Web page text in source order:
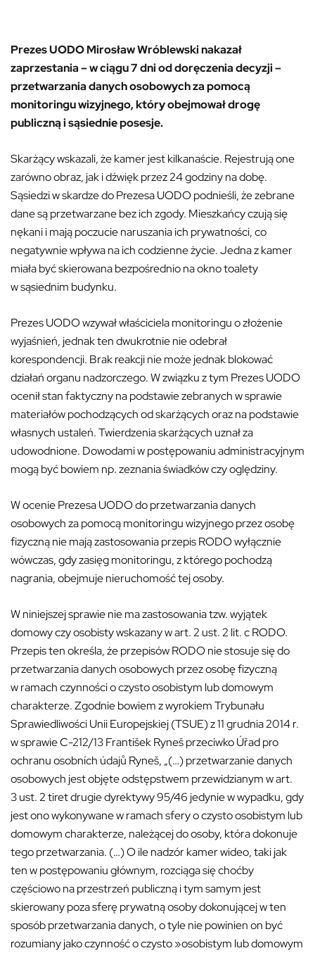
Prezes UODO Mirosław Wróblewski nakazał
zaprzestania – w ciągu 7 dni od doręczenia decyzji –
przetwarzania danych osobowych za pomocą
monitoringu wizyjnego, który obejmował drogę
publiczną i sąsiednie posesje.
Skarżący wskazali, że kamer jest kilkanaście. Rejestrują one
zarówno obraz, jak i dźwięk przez 24 godziny na dobę.
Sąsiedzi w skardze do Prezesa UODO podnieśli, że zebrane
dane są przetwarzane bez ich zgody. Mieszkańcy czują się
nękani i mają poczucie naruszania ich prywatności, co
negatywnie wpływa na ich codzienne życie. Jedna z kamer
miała być skierowana bezpośrednio na okno toalety
w sąsiednim budynku.
Prezes UODO wzywał właściciela monitoringu o złożenie
wyjaśnień, jednak ten dwukrotnie nie odebrał
korespondencji. Brak reakcji nie może jednak blokować
działań organu nadzorczego. W związku z tym Prezes UODO
ocenił stan faktyczny na podstawie zebranych w sprawie
materiałów pochodzących od skarżących oraz na podstawie
własnych ustaleń. Twierdzenia skarżących uznał za
udowodnione. Dowodami w postępowaniu administracyjnym
mogą być bowiem np. zeznania świadków czy oględziny.
W ocenie Prezesa UODO do przetwarzania danych
osobowych za pomocą monitoringu wizyjnego przez osobę
fizyczną nie mają zastosowania przepis RODO wyłącznie
wówczas, gdy zasięg monitoringu, z którego pochodzą
nagrania, obejmuje nieruchomość tej osoby.
W niniejszej sprawie nie ma zastosowania tzw. wyjątek
domowy czy osobisty wskazany w art. 2 ust. 2 lit. c RODO.
Przepis ten określa, że przepisów RODO nie stosuje się do
przetwarzania danych osobowych przez osobę fizyczną
w ramach czynności o czysto osobistym lub domowym
charakterze. Zgodnie bowiem z wyrokiem Trybunału
Sprawiedliwości Unii Europejskiej (TSUE) z 11 grudnia 2014 r.
w sprawie C-212/13 František Ryneš przeciwko Úřad pro
ochranu osobních údajů Ryneš, „(…) przetwarzanie danych
osobowych jest objęte odstępstwem przewidzianym w art.
3 ust. 2 tiret drugie dyrektywy 95/46 jedynie w wypadku, gdy
jest ono wykonywane w ramach sfery o czysto osobistym lub
domowym charakterze, należącej do osoby, która dokonuje
tego przetwarzania. (…) O ile nadzór kamer wideo, taki jak
ten w postępowaniu głównym, rozciąga się choćby
częściowo na przestrzeń publiczną i tym samym jest
skierowany poza sferę prywatną osoby dokonującej w ten
sposób przetwarzania danych, o tyle nie powinien on być
rozumiany jako czynność o czysto »osobistym lub domowym